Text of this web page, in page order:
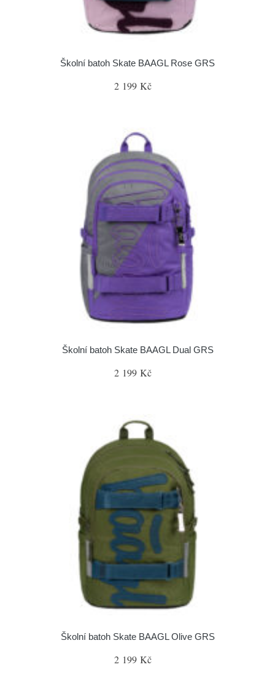
Školní batoh Skate BAAGL Rose GRS
2 199 Kč
Školní batoh Skate BAAGL Dual GRS
2 199 Kč
Školní batoh Skate BAAGL Olive GRS
2 199 Kč